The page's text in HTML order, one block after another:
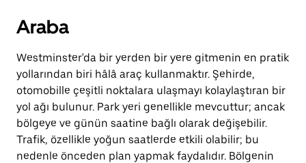
Araba
Westminster'da bir yerden bir yere gitmenin en pratik
yollarından biri hâlâ araç kullanmaktır. Şehirde,
otomobille çeşitli noktalara ulaşmayı kolaylaştıran bir
yol ağı bulunur. Park yeri genellikle mevcuttur; ancak
bölgeye ve günün saatine bağlı olarak değişebilir.
Trafik, özellikle yoğun saatlerde etkili olabilir; bu
nedenle önceden plan yapmak faydalıdır. Bölgenin